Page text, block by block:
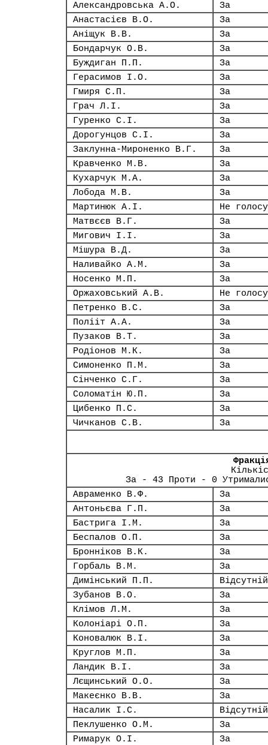
Александровська А.О.
За
Анастасієв В.О.
За
Аніщук В.В.
За
Бондарчук О.В.
За
Буждиган П.П.
За
Герасимов І.О.
За
Гмиря С.П.
За
Грач Л.І.
За
Гуренко С.І.
За
Дорогунцов С.І.
За
Заклунна-Мироненко В.Г.
За
Кравченко М.В.
За
Кухарчук М.А.
За
Лобода М.В.
За
Мартинюк А.І.
Не
Матвєєв В.Г.
За
Мигович І.І.
За
Мішура В.Д.
За
Наливайко А.М.
За
Носенко М.П.
За
Оржаховський А.В.
Не
Петренко В.С.
За
Полііт А.А.
За
Пузаков В.Т.
За
Родіонов М.К.
За
Симоненко П.М.
За
Сінченко С.Г.
За
Соломатін Ю.П.
За
Цибенко П.С.
За
Чичканов С.В.
За
За - 43 Проти - 0
Авраменко В.Ф.
За
Антоньєва Г.П.
За
Бастрига І.М.
За
Беспалов О.П.
За
Бронніков В.К.
За
Горбаль В.М.
За
Димінський П.П.
Відсутній
Зубанов В.О.
За
Клімов Л.М.
За
Колоніарі О.П.
За
Коновалюк В.І.
За
Круглов М.П.
За
Ландик В.І.
За
Лєщинський О.О.
За
Макеєнко В.В.
За
Насалик І.С.
Відсутній
Пеклушенко О.М.
За
Римарук О.І.
За